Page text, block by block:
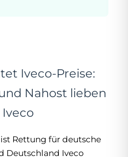
Iveco-Preise:
Nahost lieben
Iveco
Rettung für deutsche
Deutschland Iveco